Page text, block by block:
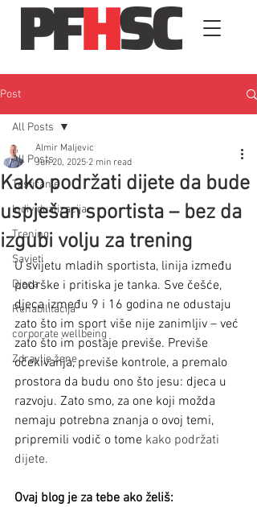
Post
All Posts
Testiranje
Individualizacija
Trening
Savjeti
Djeca
Rehabilitacija
corporate wellbeing
Zdravlje žene
All Posts
Kako podržati dijete da bude
uspješan sportista – bez da
izgubi volju za trening
Almir Maljevic
Jun 20, 2025 2 min read
U svijetu mladih sportista, linija između
podrške i pritiska je tanka. Sve češće,
djeca između 9 i 16 godina ne odustaju
zato što im sport više nije zanimljiv – već
zato što im postaje previše. Previše
očekivanja, previše kontrole, a premalo
prostora da budu ono što jesu: djeca u
razvoju. Zato smo, za one koji možda
nemaju potrebna znanja o ovoj temi,
pripremili vodič o tome kako podržati
dijete.
Ovaj blog je za tebe ako želiš: